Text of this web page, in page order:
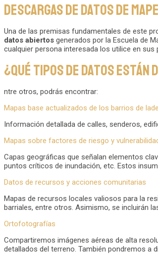
Descargas de Datos de
Una de las premisas fundamentales de este
datos abiertos generados por la Escuela de
cualquier persona interesada los utilice en sus
¿Qué tipos de datos están
ntre otros, podrás encontrar:
Mapas base actualizados de los barrios de
Información detallada de calles, senderos,
Mapas sobre factores de riesgo y
Capas geográficas que señalan elementos
puntos críticos de inundación, etc. Estos
Datos de recursos y acciones comunitarias
Mapas de recursos locales valiosos para la
barriales, entre otros. Asimismo, se incluirán
Ortofotografías
Compartiremos imágenes aéreas de alta
detallados del terreno. También pondremos a